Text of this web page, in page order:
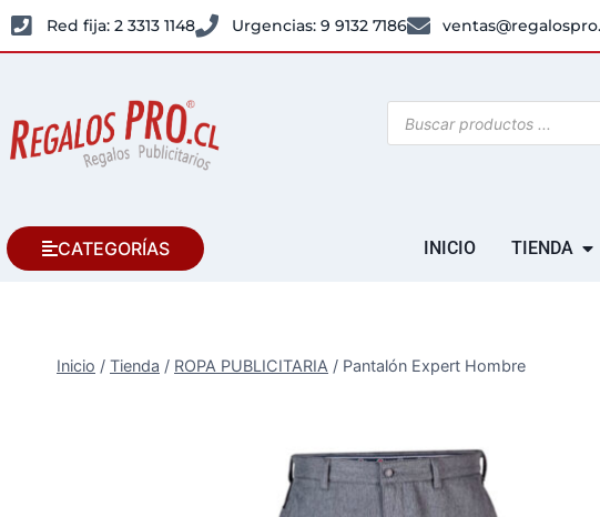
Red fija: 2 3313 1148 Urgencias: 9 9132 7186
CATEGORÍAS INICIO TIENDA
Inicio / Tienda / ROPA PUBLICITARIA / Pantalón Expert Hombre